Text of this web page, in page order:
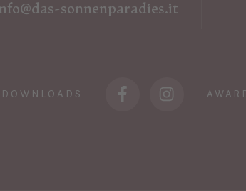
sonnenparadies.it
DOWNLOADS